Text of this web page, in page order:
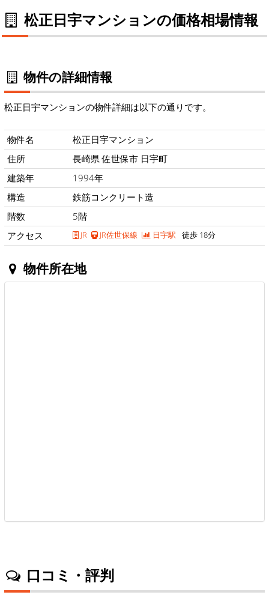
松正日宇マンションの価格相場情報
物件の詳細情報
松正日宇マンションの物件詳細は以下の通りです。
物件名
松正日宇マンション
住所
長崎県 佐世保市 日宇町
建築年
1994年
構造
鉄筋コンクリート造
階数
5階
アクセス
JR JR佐世保線 日宇駅 徒歩 18分
物件所在地
口コミ・評判